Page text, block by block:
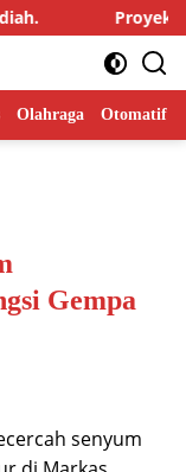
Proyek P3-
Olahraga Otomatif
Gempa
senyum